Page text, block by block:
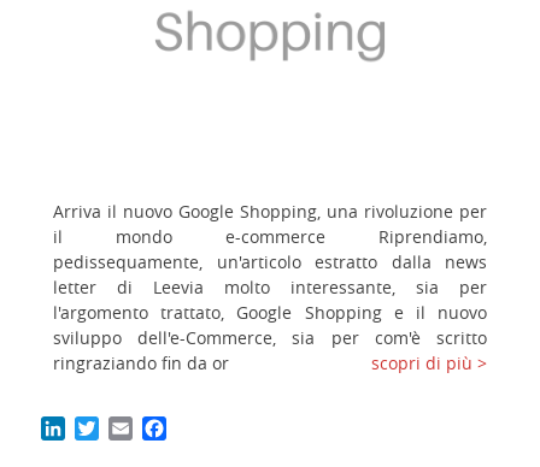
Arriva il nuovo Google Shopping, una rivoluzione per
il mondo e-commerce Riprendiamo,
pedissequamente, un'articolo estratto dalla news
letter di Leevia molto interessante, sia per
l'argomento trattato, Google Shopping e il nuovo
sviluppo dell'e-Commerce, sia per com'è scritto
ringraziando fin da or
scopri di più >
LinkedInTwitter
Email